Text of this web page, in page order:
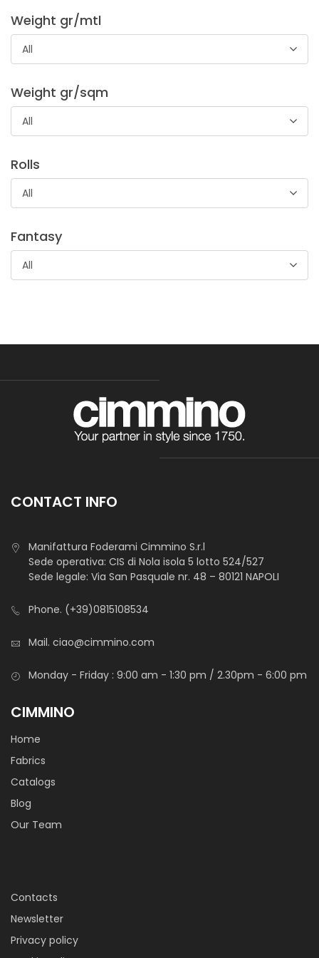
Tessuto 100 % cotone ideale per la produzione di tovaglie. Il
tessuto può essere ricamato.
Tnt Decor As Color Gr 60
Rete Antiscivolo Carpet
Rete antiscivolo per sottotappeti, cassetti, ripiani, vassoi e
moquette. Adatto per assicurare la tenuta perfetta.
Available in several colours, it also lends itself to other uses.
Weight gr/mtl
All
Weight gr/sqm
All
Rolls
All
Fantasy
All
CONTACT INFO
Manifattura Foderami Cimmino S.r.l
Sede operativa: CIS di Nola isola 5 lotto 524/527
Sede legale: Via San Pasquale nr. 48 – 80121 NAPOLI
Phone. (+39)0815108534
Mail. ciao@cimmino.com
Monday - Friday : 9:00 am - 1:30 pm / 2.30pm - 6:00 pm
CIMMINO
Home
Fabrics
Catalogs
Blog
Our Team
Contacts
Newsletter
Privacy policy